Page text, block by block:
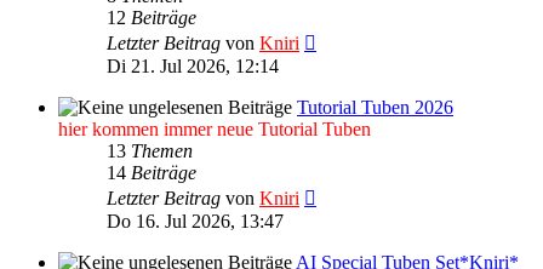
12 Beiträge
Letzter Beitrag von Kniri
Di 21. Jul 2026, 12:14
Tutorial Tuben 2026
hier kommen immer neue Tutorial Tuben
13 Themen
14 Beiträge
Letzter Beitrag von Kniri
Do 16. Jul 2026, 13:47
AI Special Tuben Set*Kniri*